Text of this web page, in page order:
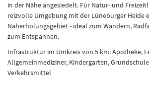
in der Nähe angesiedelt. Für Natur- und
reizvolle Umgebung mit der Lüneburger Heide
Naherholungsgebiet - ideal zum Wandern,
zum Entspannen.
Infrastruktur im Umkreis von 5 km: Apotheke,
Allgemeinmediziner, Kindergarten,
Verkehrsmittel